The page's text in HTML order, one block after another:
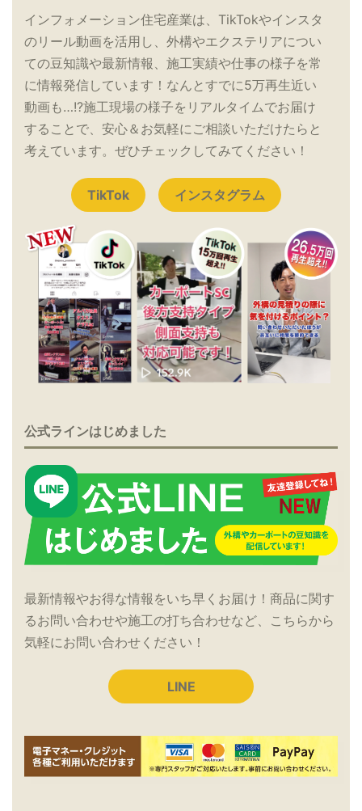
インフォメーション住宅産業は、TikTokやインスタ
のリール動画を活用し、外構やエクステリアについ
ての豆知識や最新情報、施工実績や仕事の様子を常
に情報発信しています！なんとすでに5万再生近い
動画も…!?施工現場の様子をリアルタイムでお届け
することで、安心＆お気軽にご相談いただけたらと
考えています。ぜひチェックしてみてください！
TikTok インスタグラム
公式ラインはじめました
最新情報やお得な情報をいち早くお届け！商品に関す
るお問い合わせや施工の打ち合わせなど、こちらから
気軽にお問い合わせください！
LINE